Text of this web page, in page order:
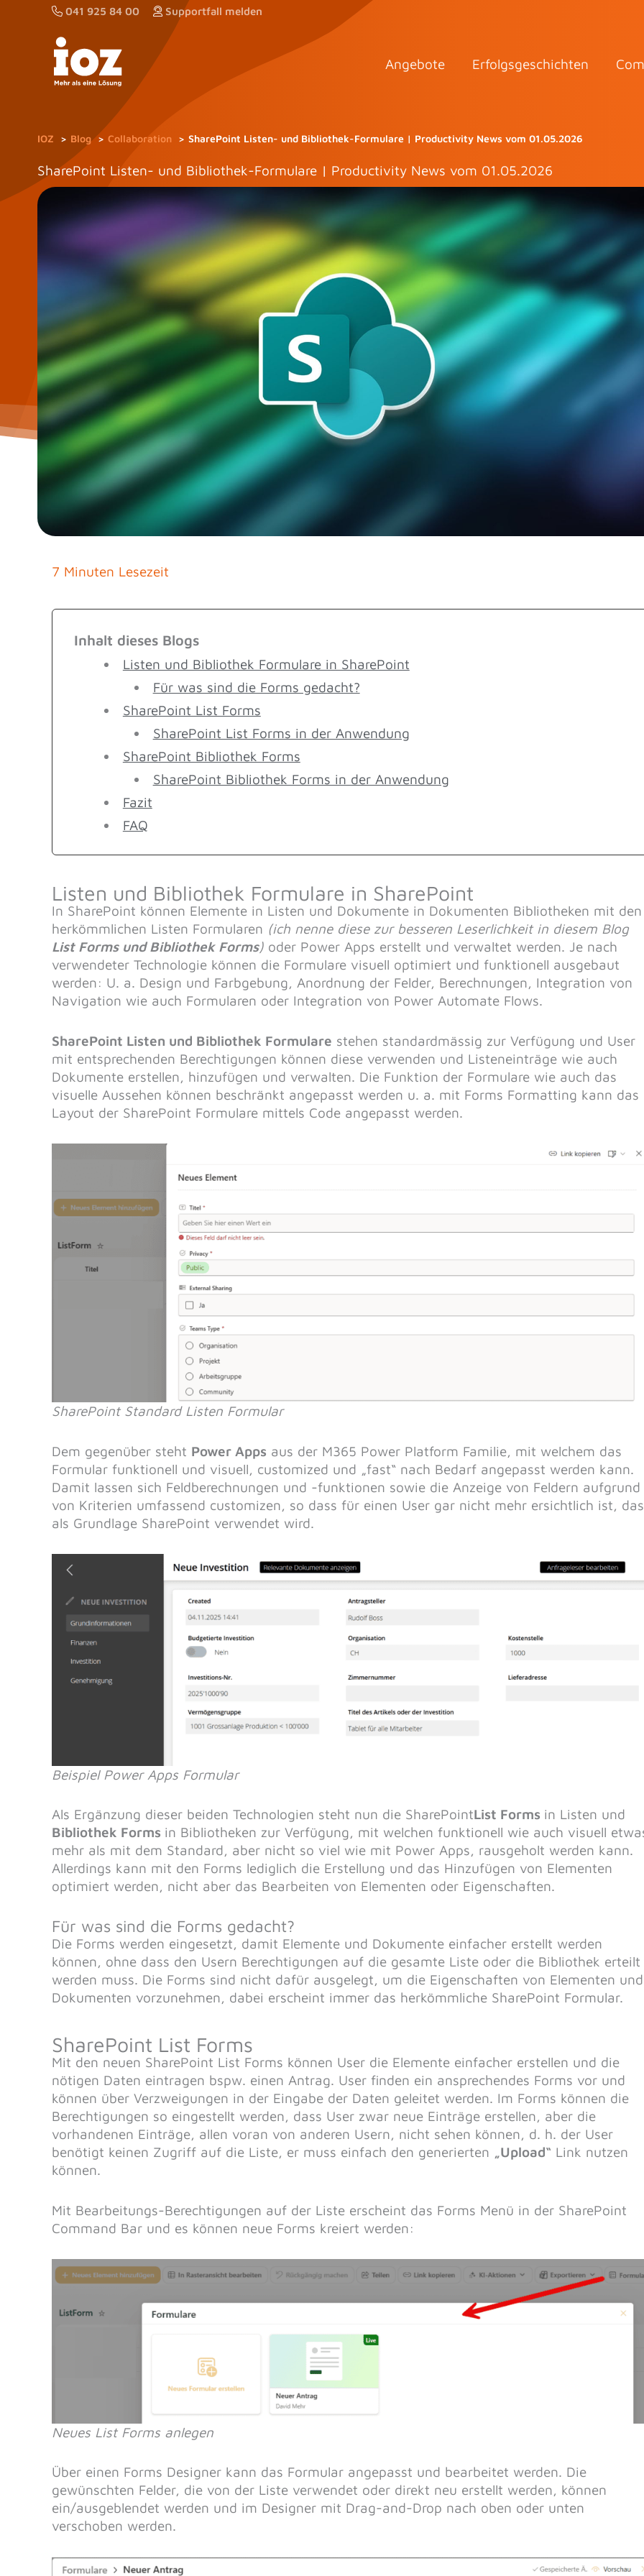
041 925 84 00 Supportfall melden
Angebote Erfolgsgeschichten
IOZ Blog Collaboration SharePoint Listen- und Bibliothek-Formulare | Productivity News vom 01.05.2026
SharePoint Listen- und Bibliothek-Formulare | Productivity News vom 01.05.2026
7 Minuten Lesezeit
Inhalt dieses Blogs
Listen und Bibliothek Formulare in SharePoint
Für was sind die Forms gedacht?
SharePoint List Forms
SharePoint List Forms in der Anwendung
SharePoint Bibliothek Forms
SharePoint Bibliothek Forms in der Anwendung
Fazit
FAQ
Listen und Bibliothek Formulare in SharePoint
In SharePoint können Elemente in Listen und Dokumente in Dokumenten Bibliotheken mit den
herkömmlichen Listen Formularen (ich nenne diese zur besseren Leserlichkeit in diesem Blog
List Forms und Bibliothek Forms) oder Power Apps erstellt und verwaltet werden. Je nach
verwendeter Technologie können die Formulare visuell optimiert und funktionell ausgebaut
werden: U. a. Design und Farbgebung, Anordnung der Felder, Berechnungen, Integration von
Navigation wie auch Formularen oder Integration von Power Automate Flows.
SharePoint Listen und Bibliothek Formulare stehen standardmässig zur Verfügung und User
mit entsprechenden Berechtigungen können diese verwenden und Listeneinträge wie auch
Dokumente erstellen, hinzufügen und verwalten. Die Funktion der Formulare wie auch das
visuelle Aussehen können beschränkt angepasst werden u. a. mit Forms Formatting kann das
Layout der SharePoint Formulare mittels Code angepasst werden.
SharePoint Standard Listen Formular
Dem gegenüber steht Power Apps aus der M365 Power Platform Familie, mit welchem das
Formular funktionell und visuell, customized und „fast“ nach Bedarf angepasst werden kann.
Damit lassen sich Feldberechnungen und -funktionen sowie die Anzeige von Feldern aufgrund
von Kriterien umfassend customizen, so dass für einen User gar nicht mehr ersichtlich ist,
als Grundlage SharePoint verwendet wird.
Beispiel Power Apps Formular
Als Ergänzung dieser beiden Technologien steht nun die SharePointList Forms in Listen und
Bibliothek Forms in Bibliotheken zur Verfügung, mit welchen funktionell wie auch visuell
mehr als mit dem Standard, aber nicht so viel wie mit Power Apps, rausgeholt werden kann.
Allerdings kann mit den Forms lediglich die Erstellung und das Hinzufügen von Elementen
optimiert werden, nicht aber das Bearbeiten von Elementen oder Eigenschaften.
Für was sind die Forms gedacht?
Die Forms werden eingesetzt, damit Elemente und Dokumente einfacher erstellt werden
können, ohne dass den Usern Berechtigungen auf die gesamte Liste oder die Bibliothek erteilt
werden muss. Die Forms sind nicht dafür ausgelegt, um die Eigenschaften von Elementen und
Dokumenten vorzunehmen, dabei erscheint immer das herkömmliche SharePoint Formular.
SharePoint List Forms
Mit den neuen SharePoint List Forms können User die Elemente einfacher erstellen und die
nötigen Daten eintragen bspw. einen Antrag. User finden ein ansprechendes Forms vor und
können über Verzweigungen in der Eingabe der Daten geleitet werden. Im Forms können die
Berechtigungen so eingestellt werden, dass User zwar neue Einträge erstellen, aber die
vorhandenen Einträge, allen voran von anderen Usern, nicht sehen können, d. h. der User
benötigt keinen Zugriff auf die Liste, er muss einfach den generierten „Upload“ Link nutzen
können.
Mit Bearbeitungs-Berechtigungen auf der Liste erscheint das Forms Menü in der SharePoint
Command Bar und es können neue Forms kreiert werden:
Neues List Forms anlegen
Über einen Forms Designer kann das Formular angepasst und bearbeitet werden. Die
gewünschten Felder, die von der Liste verwendet oder direkt neu erstellt werden, können
ein/ausgeblendet werden und im Designer mit Drag-and-Drop nach oben oder unten
verschoben werden.